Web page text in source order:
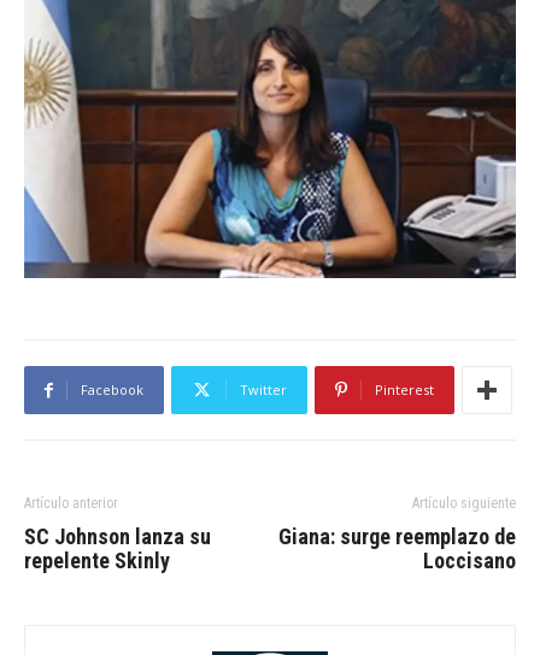
Facebook Twitter Pinterest
Artículo anterior
SC Johnson lanza su
repelente Skinly
Artículo siguiente
Giana: surge reemplazo de
Loccisano